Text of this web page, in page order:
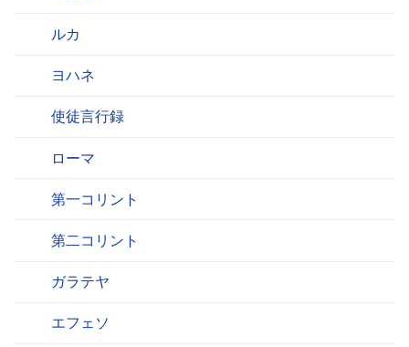
ルカ
ヨハネ
使徒言行録
ローマ
第一コリント
第二コリント
ガラテヤ
エフェソ